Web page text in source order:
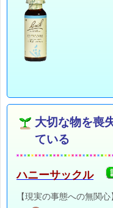
大切な物を喪
ている
ハニーサックル
【現実の事態への無関心